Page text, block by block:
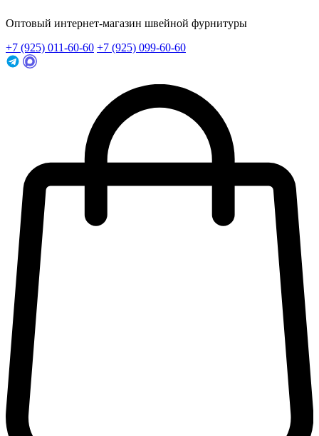
Оптовый интернет-магазин швейной фурнитуры
+7 (925) 011-60-60 +7 (925) 099-60-60